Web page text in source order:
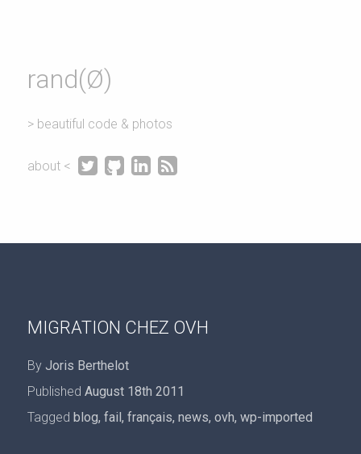
rand(Ø)
> beautiful code & photos
about <    
MIGRATION CHEZ OVH
By Joris Berthelot
Published August 18th 2011
Tagged blog, fail, français, news, ovh, wp-imported